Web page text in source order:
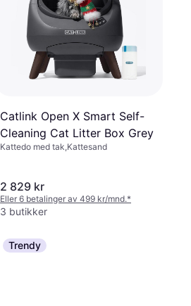
Catlink Open X Smart Self-
Cleaning Cat Litter Box Grey
Kattedo med tak,Kattesand
2 829 kr
Eller 6 betalinger av 499 kr/mnd.*
3 butikker
Trendy